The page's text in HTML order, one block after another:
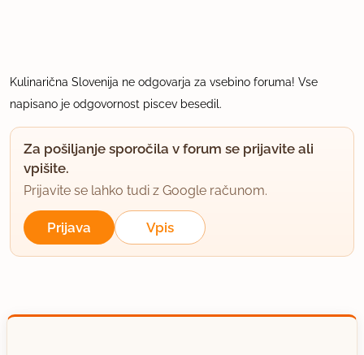
Kulinarična Slovenija ne odgovarja za vsebino foruma! Vse
napisano je odgovornost piscev besedil.
Za pošiljanje sporočila v forum se prijavite ali
vpišite.
Prijavite se lahko tudi z Google računom.
Prijava Vpis